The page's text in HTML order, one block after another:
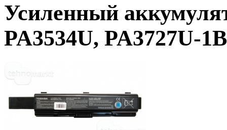
Усиленный
PA3534U, PA3727U-